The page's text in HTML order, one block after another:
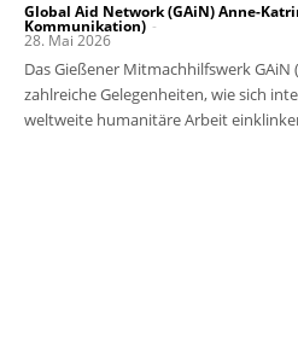
Global Aid Network (GAiN) Anne-
Kommunikation) -
28. Mai 2026
Das Gießener Mitmachhilfswerk
zahlreiche Gelegenheiten, wie sich
weltweite humanitäre Arbeit